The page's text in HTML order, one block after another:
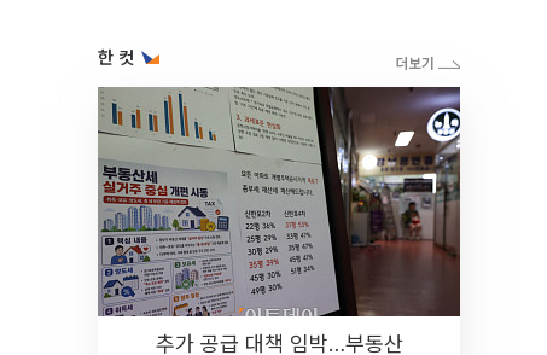
한 컷
추가 공급 대책 임박…부동산